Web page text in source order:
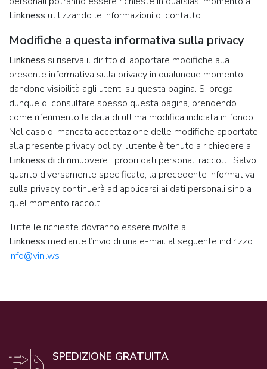
Linkness utilizzando le informazioni di contatto.
Modifiche a questa informativa sulla privacy
Linkness si riserva il diritto di apportare modifiche alla
presente informativa sulla privacy in qualunque momento
dandone visibilità agli utenti su questa pagina. Si prega
dunque di consultare spesso questa pagina, prendendo
come riferimento la data di ultima modifica indicata in fondo.
Nel caso di mancata accettazione delle modifiche apportate
alla presente privacy policy, l’utente è tenuto a richiedere a
Linkness di di rimuovere i propri dati personali raccolti. Salvo
quanto diversamente specificato, la precedente informativa
sulla privacy continuerà ad applicarsi ai dati personali sino a
quel momento raccolti.
Tutte le richieste dovranno essere rivolte a
Linkness mediante l’invio di una e-mail al seguente indirizzo
info@vini.ws
SPEDIZIONE GRATUITA